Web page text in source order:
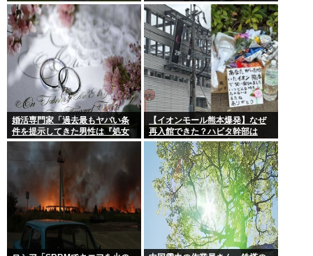
婚活専門家「過去最もヤバい条
件を提示してきた男性は『処女
信仰』」ケンモメン…
【イオンモール熊本爆発】なぜ
再入館できた？ハビタ幹部は
「モール職員は引き止めなかっ
た」イオン「運用を徹底できな
かった可能性」